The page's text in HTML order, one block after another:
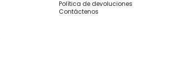
Política de devoluciones
Contáctenos